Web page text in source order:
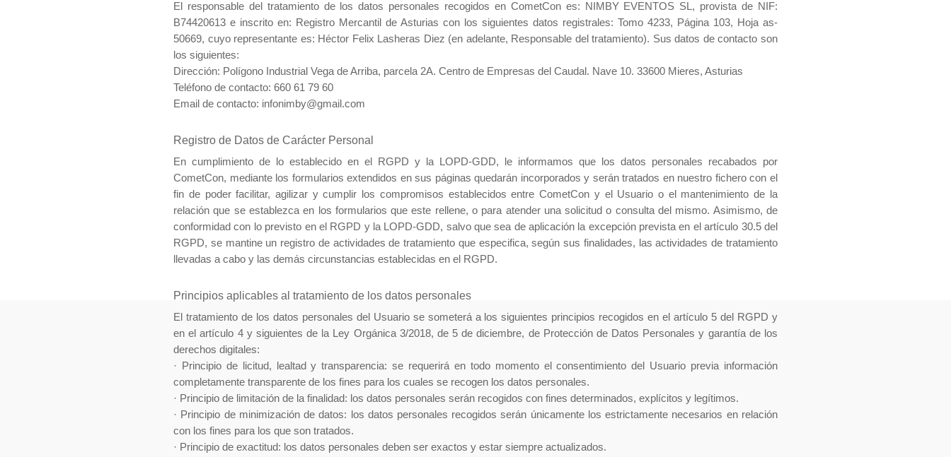
El responsable del tratamiento de los datos personales recogidos en CometCon es: NIMBY EVENTOS SL, provista de NIF:
B74420613 e inscrito en: Registro Mercantil de Asturias con los siguientes datos registrales: Tomo 4233, Página 103, Hoja as-
50669, cuyo representante es: Héctor Felix Lasheras Diez (en adelante, Responsable del tratamiento). Sus datos de contacto son
los siguientes:
Dirección: Polígono Industrial Vega de Arriba, parcela 2A. Centro de Empresas del Caudal. Nave 10. 33600 Mieres, Asturias
Teléfono de contacto: 660 61 79 60
Email de contacto: infonimby@gmail.com
Registro de Datos de Carácter Personal
En cumplimiento de lo establecido en el RGPD y la LOPD-GDD, le informamos que los datos personales recabados por
CometCon, mediante los formularios extendidos en sus páginas quedarán incorporados y serán tratados en nuestro fichero con el
fin de poder facilitar, agilizar y cumplir los compromisos establecidos entre CometCon y el Usuario o el mantenimiento de la
relación que se establezca en los formularios que este rellene, o para atender una solicitud o consulta del mismo. Asimismo, de
conformidad con lo previsto en el RGPD y la LOPD-GDD, salvo que sea de aplicación la excepción prevista en el artículo 30.5 del
RGPD, se mantine un registro de actividades de tratamiento que especifica, según sus finalidades, las actividades de tratamiento
llevadas a cabo y las demás circunstancias establecidas en el RGPD.
Principios aplicables al tratamiento de los datos personales
El tratamiento de los datos personales del Usuario se someterá a los siguientes principios recogidos en el artículo 5 del RGPD y
en el artículo 4 y siguientes de la Ley Orgánica 3/2018, de 5 de diciembre, de Protección de Datos Personales y garantía de los
derechos digitales:
·
Principio de licitud, lealtad y transparencia: se requerirá en todo momento el consentimiento del Usuario previa información
completamente transparente de los fines para los cuales se recogen los datos personales.
· Principio de limitación de la finalidad: los datos personales serán recogidos con fines determinados, explícitos y legítimos.
· Principio de minimización de datos: los datos personales recogidos serán únicamente los estrictamente necesarios en relación
con los fines para los que son tratados.
· Principio de exactitud: los datos personales deben ser exactos y estar siempre actualizados.